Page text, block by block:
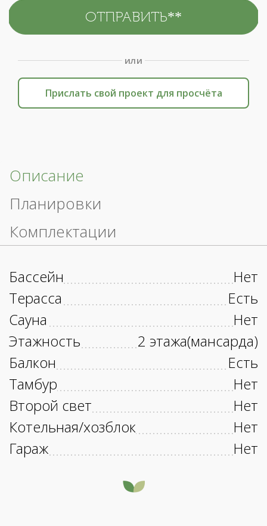
или
Прислать свой проект для просчёта
Описание
Планировки
Комплектации
Бассейн
Нет
Терасса
Есть
Сауна
Нет
Этажность
2 этажа(мансарда)
Балкон
Есть
Тамбур
Нет
Второй свет
Нет
Котельная/хозблок
Нет
Гараж
Нет